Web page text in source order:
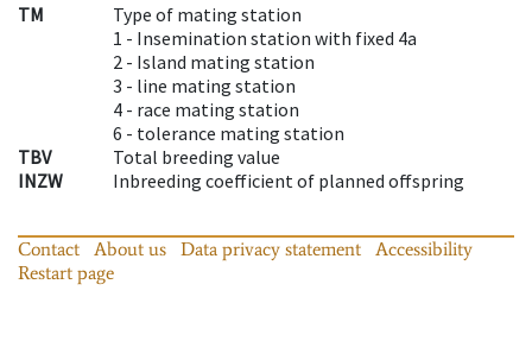
TM
Type of mating station
1 - Insemination station with fixed 4a
2 - Island mating station
3 - line mating station
4 - race mating station
6 - tolerance mating station
TBV
Total breeding value
INZW
Inbreeding coefficient of planned offspring
Contact About us Data privacy statement
Accessibility
Restart page